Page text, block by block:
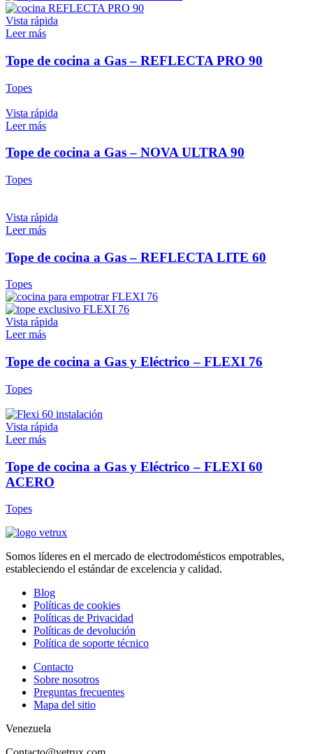
Vista rápida
Leer más
Tope de cocina a Gas – REFLECTA PRO 90
Topes
Vista rápida
Leer más
Tope de cocina a Gas – NOVA ULTRA 90
Topes
Vista rápida
Leer más
Tope de cocina a Gas – REFLECTA LITE 60
Topes
Vista rápida
Leer más
Tope de cocina a Gas y Eléctrico – FLEXI 76
Topes
Vista rápida
Leer más
Tope de cocina a Gas y Eléctrico – FLEXI 60
ACERO
Topes
Somos líderes en el mercado de electrodomésticos empotrables,
estableciendo el estándar de excelencia y calidad.
Blog
Políticas de cookies
Políticas de Privacidad
Políticas de devolución
Política de soporte técnico
Contacto
Sobre nosotros
Preguntas frecuentes
Mapa del sitio
Venezuela